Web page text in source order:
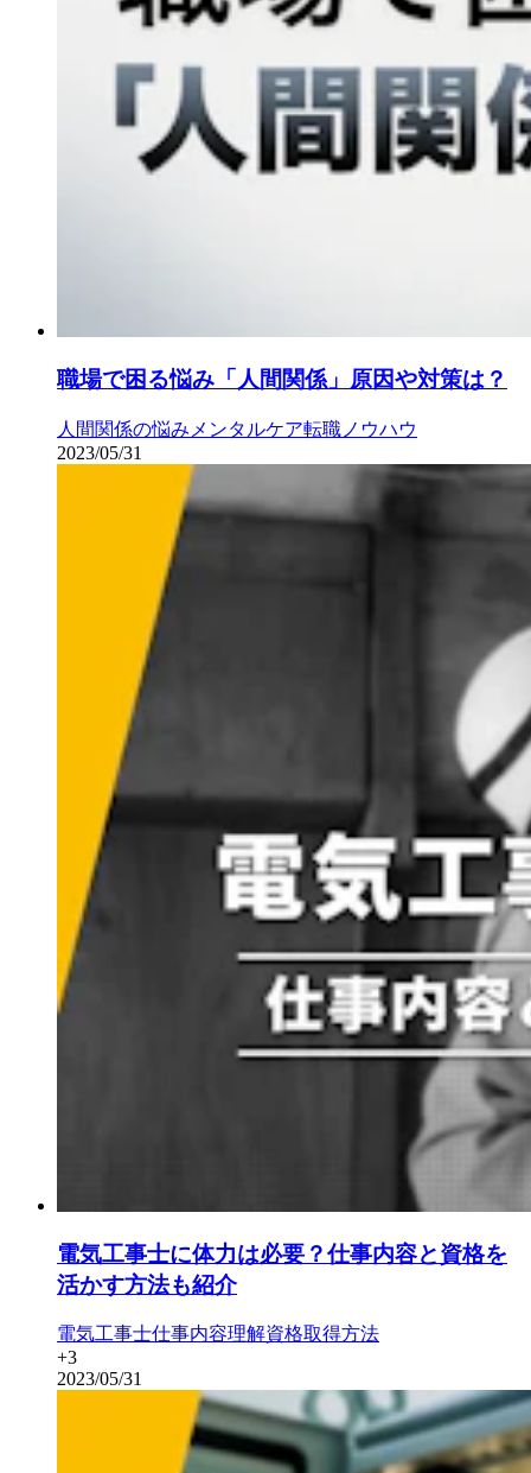
職場で困る悩み「人間関係」原因や対策は？
人間関係の悩み メンタルケア転職ノウハウ
2023/05/31
電気工事士に体力は必要？仕事内容と資格を
活かす方法も紹介
電気工事士仕事内容理解資格取得方法
+3
2023/05/31